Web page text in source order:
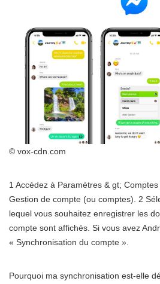
© vox-cdn.com
1 Accédez à Paramètres & gt;
Gestion de compte (ou comptes). 2
lequel vous souhaitez enregistrer les
compte sont affichés. Si vous avez
« Synchronisation du compte ».
Pourquoi ma synchronisation est-elle